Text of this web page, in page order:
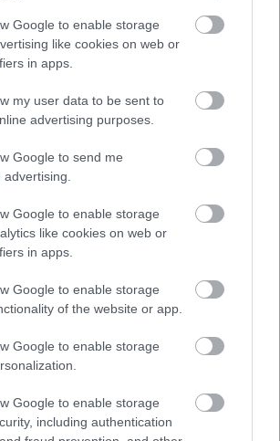
Google to enable storage
like cookies on web or
in apps.
my user data to be sent to
advertising purposes.
Google to send me
Google to enable storage
like cookies on web or
in apps.
Google to enable storage
of the website or app.
Google to enable storage
Google to enable storage
including authentication
beszélni kezdett.
kiszorították a saját cégéből.
is felhasználták ellene. Egy nap
a rendőrséghez fordult, a családja
lesöpörte az ügyet. Még az
veszített el mindent. Arról is, hogy
találkozás adta meg neki a lökést a